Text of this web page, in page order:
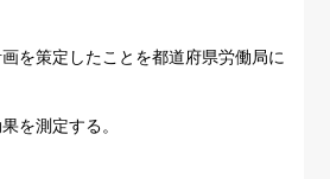
を策定したことを都道府県労働局に
を測定する。